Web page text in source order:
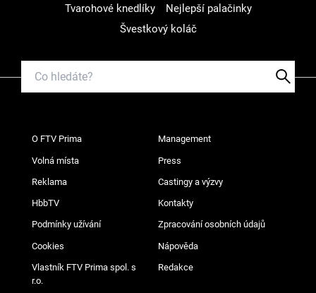
Tvarohové knedlíky
Nejlepší palačinky
Švestkový koláč
O FTV Prima Management
Volná místa Press
Reklama Castingy a výzvy
HbbTV Kontakty
Podmínky užívání Zpracování osobních údajů
Cookies Nápověda
Vlastník FTV Prima spol. s
r.o.
Redakce